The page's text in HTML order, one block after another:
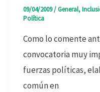
09/04/2009/General,
Política
Como lo comente
convocatoria muy
fuerzas políticas,
común en